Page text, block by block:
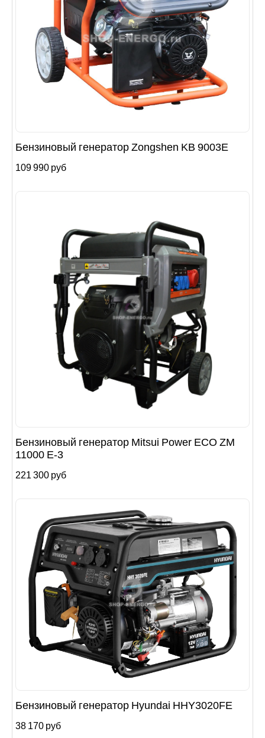
Бензиновый генератор Zongshen KB 9003E
109 990 руб
Бензиновый генератор Mitsui Power ECO ZM
11000 Е-3
221 300 руб
Бензиновый генератор Hyundai HHY3020FE
38 170 руб